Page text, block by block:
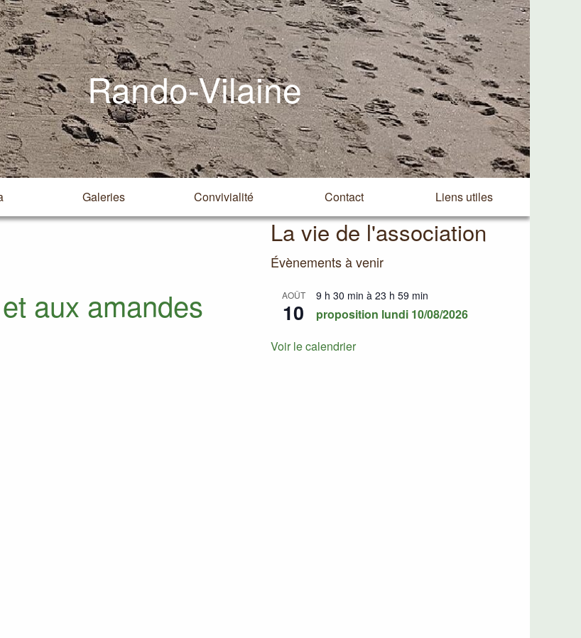
Rando-Vilaine
Galeries Convivialité Contact Liens utiles
aux amandes
La vie de l'association
Évènements à venir
AOÛT
10
9 h 30 min à 23 h 59 min
proposition lundi 10/08/2026
Voir le calendrier